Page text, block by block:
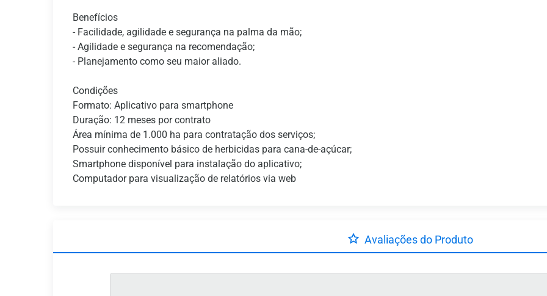
Benefícios
- Facilidade, agilidade e segurança na palma da mão;
- Agilidade e segurança na recomendação;
- Planejamento como seu maior aliado.
Condições
Formato: Aplicativo para smartphone
Duração: 12 meses por contrato
Área mínima de 1.000 ha para contratação dos serviços;
Possuir conhecimento básico de herbicidas para cana-de-açúcar;
Smartphone disponível para instalação do aplicativo;
Computador para visualização de relatórios via web
Avaliações do Produto